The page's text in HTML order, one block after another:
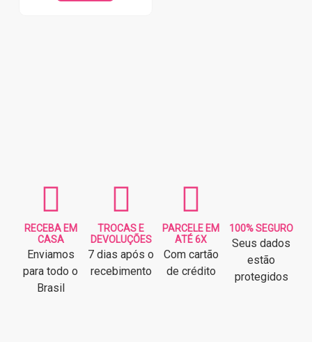
RECEBA EM
CASA
Enviamos
para todo o
Brasil
TROCAS E
DEVOLUÇÕES
7 dias após o
recebimento
PARCELE EM
ATÉ 6X
Com cartão
de crédito
100% SEGURO
Seus dados
estão
protegidos